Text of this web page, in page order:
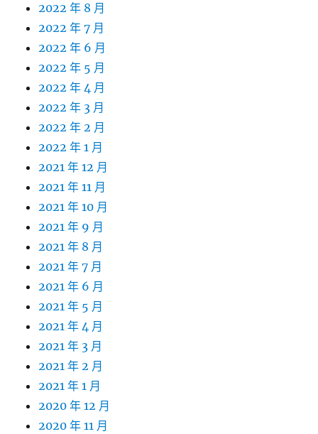
2022 年 8 月
2022 年 7 月
2022 年 6 月
2022 年 5 月
2022 年 4 月
2022 年 3 月
2022 年 2 月
2022 年 1 月
2021 年 12 月
2021 年 11 月
2021 年 10 月
2021 年 9 月
2021 年 8 月
2021 年 7 月
2021 年 6 月
2021 年 5 月
2021 年 4 月
2021 年 3 月
2021 年 2 月
2021 年 1 月
2020 年 12 月
2020 年 11 月